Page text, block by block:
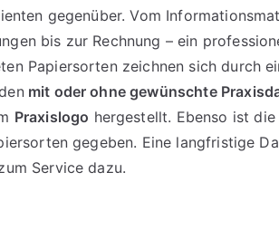
gegenüber. Vom
bis zur Rechnung – ein
Papiersorten zeichnen sich durch
mit oder ohne gewünschte
Praxislogo hergestellt. Ebenso ist
gegeben. Eine langfristige
Service dazu.